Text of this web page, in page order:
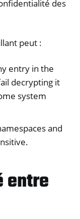
des
peut :
entry in the
decrypting it
system
and
entre